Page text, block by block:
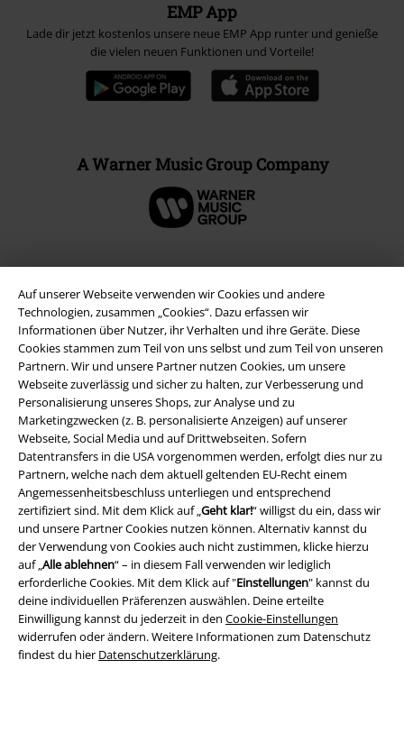
Auf unserer Webseite verwenden wir Cookies und andere
Technologien, zusammen „Cookies“. Dazu erfassen wir
Informationen über Nutzer, ihr Verhalten und ihre Geräte. Diese
Cookies stammen zum Teil von uns selbst und zum Teil von unseren
Partnern. Wir und unsere Partner nutzen Cookies, um unsere
Webseite zuverlässig und sicher zu halten, zur Verbesserung und
Personalisierung unseres Shops, zur Analyse und zu
Marketingzwecken (z. B. personalisierte Anzeigen) auf unserer
Webseite, Social Media und auf Drittwebseiten. Sofern
Datentransfers in die USA vorgenommen werden, erfolgt dies nur zu
Partnern, welche nach dem aktuell geltenden EU-Recht einem
Angemessenheitsbeschluss unterliegen und entsprechend
zertifiziert sind. Mit dem Klick auf „Geht klar!“ willigst du ein, dass wir
und unsere Partner Cookies nutzen können. Alternativ kannst du
der Verwendung von Cookies auch nicht zustimmen, klicke hierzu
auf „Alle ablehnen“ – in diesem Fall verwenden wir lediglich
erforderliche Cookies. Mit dem Klick auf "Einstellungen" kannst du
deine individuellen Präferenzen auswählen. Deine erteilte
Einwilligung kannst du jederzeit in den Cookie-Einstellungen
widerrufen oder ändern. Weitere Informationen zum Datenschutz
findest du hier Datenschutzerklärung.
EMP App
Lade dir jetzt kostenlos unsere neue EMP App runter und genieße
die vielen neuen Funktionen und Vorteile!
A Warner Music Group Company
Rechtliches
AGB
Impressum
Datenschutz
Entsorgung und Umweltschutz
Konformitätserklärung
Information zur Barrierefreiheit